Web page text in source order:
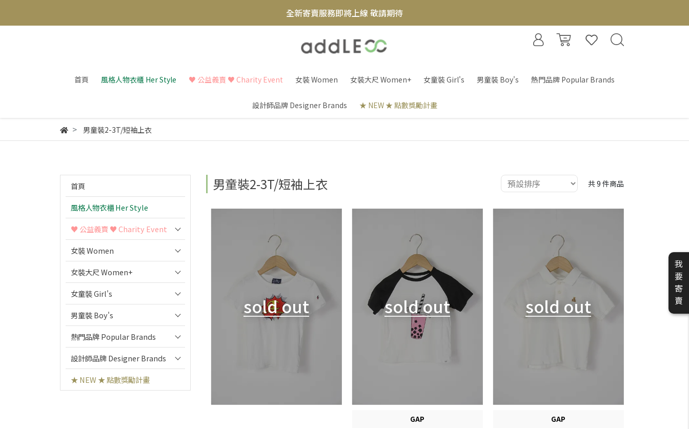
全新寄賣服務即將上線 敬請期待
【實體概念店】6+plaza 2F
首頁 風格人物衣櫃 Her Style ♥︎ 公益義賣 ♥︎ Charity Event 女裝 Women 女裝大尺 Women+ 女童裝 Girl's 男童裝 Boy's 熱門品牌 Popular Brands
設計師品牌 Designer Brands ★ NEW ★ 點數獎勵計畫
男童裝2-3T/短袖上衣
首頁
風格人物衣櫃 Her Style
♥︎ 公益義賣 ♥︎ Charity Event
女裝 Women
女裝大尺 Women+
女童裝 Girl's
男童裝 Boy's
熱門品牌 Popular Brands
設計師品牌 Designer Brands
★ NEW ★ 點數獎勵計畫
男童裝2-3T/短袖上衣 共 9 件商品
sold out sold out
GAP
sold out
GAP
我
要
寄
賣